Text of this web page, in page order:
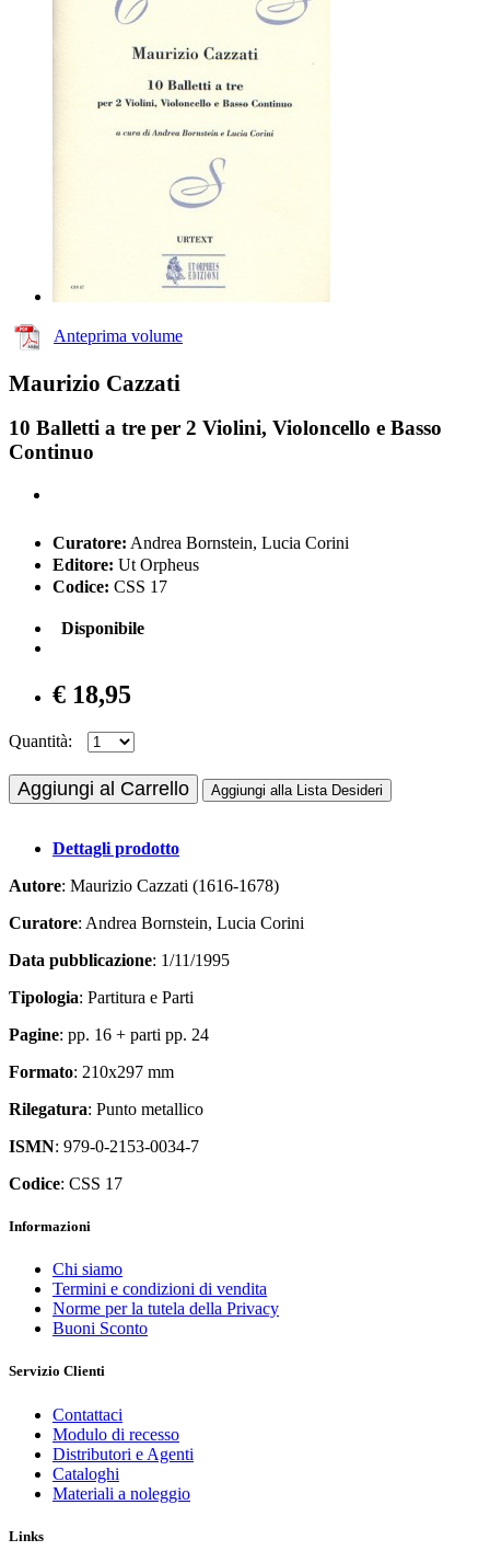
Anteprima volume
Maurizio Cazzati
10 Balletti a tre per 2 Violini, Violoncello e Basso
Continuo
Curatore: Andrea Bornstein, Lucia Corini
Editore: Ut Orpheus
Codice: CSS 17
Disponibile
€ 18,95
Quantità:
Aggiungi al Carrello Aggiungi alla Lista Desideri
Dettagli prodotto
Autore: Maurizio Cazzati (1616-1678)
Curatore: Andrea Bornstein, Lucia Corini
Data pubblicazione: 1/11/1995
Tipologia: Partitura e Parti
Pagine: pp. 16 + parti pp. 24
Formato: 210x297 mm
Rilegatura: Punto metallico
ISMN: 979-0-2153-0034-7
Codice: CSS 17
Informazioni
Chi siamo
Termini e condizioni di vendita
Norme per la tutela della Privacy
Buoni Sconto
Servizio Clienti
Contattaci
Modulo di recesso
Distributori e Agenti
Cataloghi
Materiali a noleggio
Links